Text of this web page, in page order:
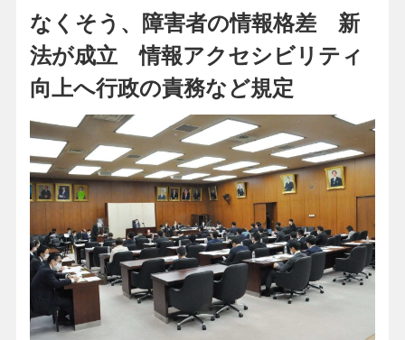
なくそう、障害者の情報格差 新
法が成立 情報アクセシビリティ
向上へ行政の責務など規定